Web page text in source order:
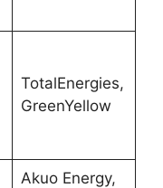
TotalEnergies,
GreenYellow
Akuo Energy,